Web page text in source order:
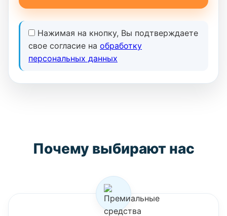
Нажимая на кнопку, Вы подтверждаете
свое согласие на обработку
персональных данных
Почему выбирают нас